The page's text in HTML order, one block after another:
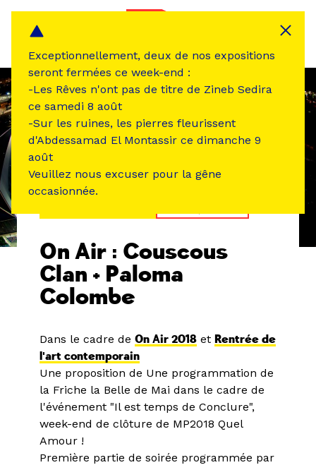
On Air : Couscous
Clan + Paloma
Colombe
Dans le cadre de On Air 2018 et Rentrée de
l'art contemporain
Une proposition de Une programmation de
la Friche la Belle de Mai dans le cadre de
l'événement "Il est temps de Conclure",
week-end de clôture de MP2018 Quel
Amour !
Première partie de soirée programmée par
Exceptionnellement, deux de nos expositions
seront fermées ce week-end :
-Les Rêves n'ont pas de titre de Zineb Sedira
ce samedi 8 août
-Sur les ruines, les pierres fleurissent
d'Abdessamad El Montassir ce dimanche 9
août
Veuillez nous excuser pour la gêne
occasionnée.
Panneau de gestion des cookies